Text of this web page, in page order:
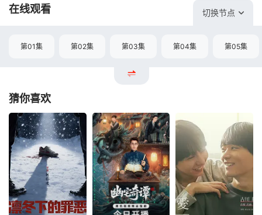
在线观看 切换节点
第01集 第02集 第03集 第04集 第05集
猜你喜欢